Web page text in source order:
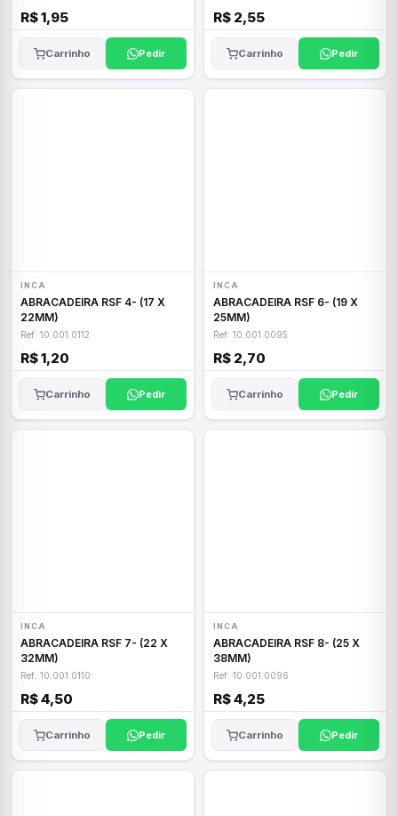
R$ 1,95
Carrinho Pedir
R$ 2,55
Carrinho Pedir
INCA
ABRACADEIRA RSF 4- (17 X
22MM)
Ref: 10.001.0112
R$ 1,20
Carrinho Pedir
INCA
ABRACADEIRA RSF 6- (19 X
25MM)
Ref: 10.001.0095
R$ 2,70
Carrinho Pedir
INCA
ABRACADEIRA RSF 7- (22 X
32MM)
Ref: 10.001.0110
R$ 4,50
Carrinho Pedir
INCA
ABRACADEIRA RSF 8- (25 X
38MM)
Ref: 10.001.0096
R$ 4,25
Carrinho Pedir